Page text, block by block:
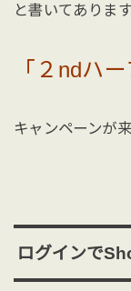
と書いてありま
「２ndハー
キャンペーンが
ログインで